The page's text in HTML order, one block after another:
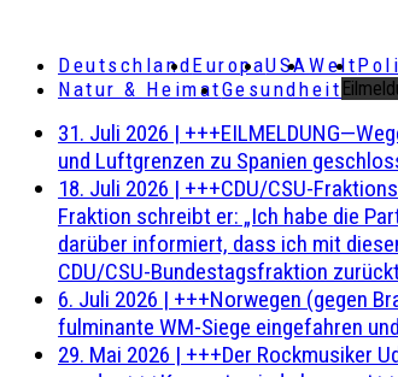
DeutschlandEuropaUSAWelt
Natur & HeimatGesundheit
31. Juli 2026 |
und Luftgrenzen zu Spanien
18. Juli 2026 | +++CDU/CSU-
Fraktion schreibt er: „Ich habe die
darüber informiert, dass ich mit
CDU/CSU-Bundestagsfraktion
6. Juli 2026 | +++Norwegen (gegen
fulminante WM-Siege eingefahren
29. Mai 2026 | +++Der Rockmusiker